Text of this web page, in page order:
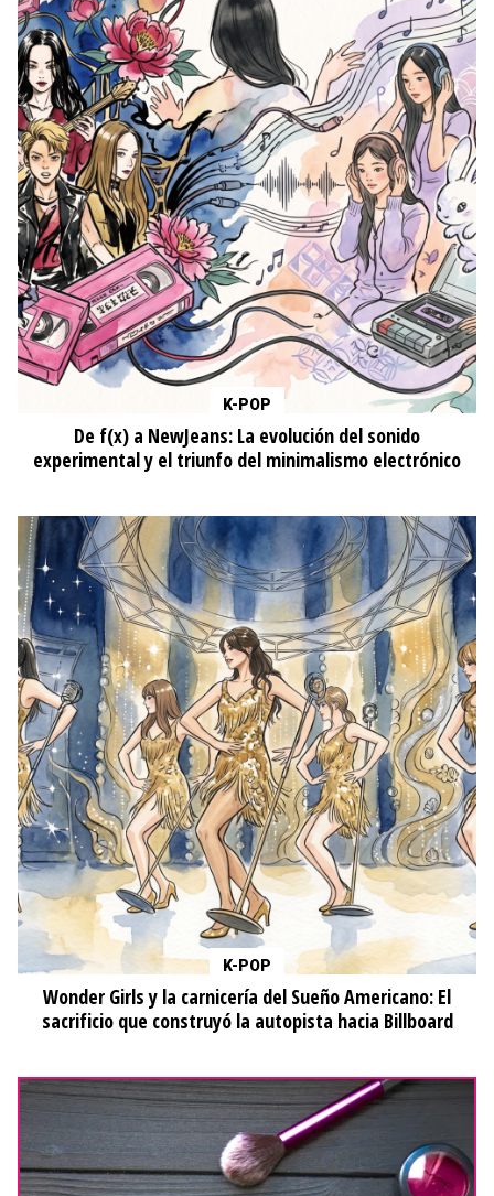
K-POP
De f(x) a NewJeans: La evolución del sonido
experimental y el triunfo del minimalismo electrónico
K-POP
Wonder Girls y la carnicería del Sueño Americano: El
sacrificio que construyó la autopista hacia Billboard